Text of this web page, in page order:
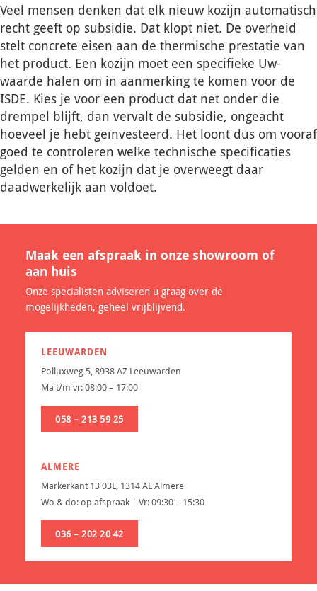
Veel mensen denken dat elk nieuw kozijn automatisch
recht geeft op subsidie. Dat klopt niet. De overheid
stelt concrete eisen aan de thermische prestatie van
het product. Een kozijn moet een specifieke Uw-
waarde halen om in aanmerking te komen voor de
ISDE. Kies je voor een product dat net onder die
drempel blijft, dan vervalt de subsidie, ongeacht
hoeveel je hebt geïnvesteerd. Het loont dus om vooraf
goed te controleren welke technische specificaties
gelden en of het kozijn dat je overweegt daar
daadwerkelijk aan voldoet.
Maak een afspraak in onze showroom of
aan huis
Onze specialisten adviseren u graag over de
mogelijkheden, geheel vrijblijvend.
LEEUWARDEN
Polluxweg 5, 8938 AZ Leeuwarden
Ma t/m vr: 08:00 – 17:00
058 – 213 59 25
ALMERE
Markerkant 13 03L, 1314 AL Almere
Wo & do: op afspraak | Vr: 09:30 – 15:30
036 – 202 20 42